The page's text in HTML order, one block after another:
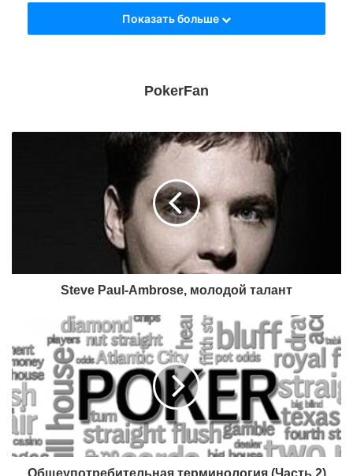
увеличения нужно пройти одну из трех проверок
данных, вводимых при регистрации:
— отправление сканов паспорта, квитанции об оплате
за квартиру, кредитки (с двух сторон);
— отправление тестовой суммы денег (20$) на свой
банковский счет, вместе с которым, вам предоставят
специальный код (назначение/описание платежа) –
после этого вы получите возможность выводить деньги
— пополнить счет небольшой суммой через вашу
кредитную карточку – после чего можно выводить
деньги на карточку (комиссия — 2.5$). Запомните, что
e-mail, который вы указали при регистрации аккаунта и
e-mail аккаунта на moneybookers должны совпадать.
Также возможно такое, что при первом депозите с
Moneybookers, покеррум заморозит ваш аккаунт,
Показать больше
PokerFan
Steve Paul-Ambrose, молодой талант